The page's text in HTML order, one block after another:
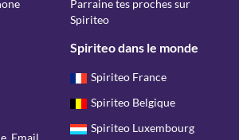
Email
Parraine tes proches sur
Spiriteo
Spiriteo dans le monde
Spiriteo France
Spiriteo Belgique
Spiriteo Luxembourg